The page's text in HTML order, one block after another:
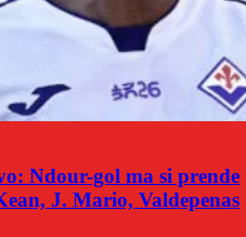
Ndour-gol ma si prende
J. Mario, Valdepenas